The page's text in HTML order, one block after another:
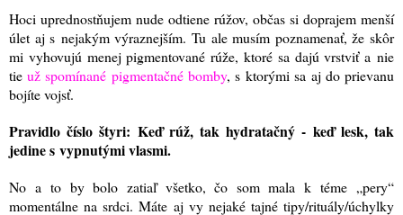
Hoci uprednostňujem nude odtiene rúžov, občas si doprajem menší
úlet aj s nejakým výraznejším. Tu ale musím poznamenať, že skôr
mi vyhovujú menej pigmentované rúže, ktoré sa dajú vrstviť a nie
tieuž spomínané pigmentačné bomby, s ktorými sa aj do prievanu
bojíte vojsť.
Pravidlo číslo štyri: Keď rúž, tak hydratačný - keď lesk, tak
jedine s vypnutými vlasmi.
No a to by bolo zatiaľ všetko, čo som mala k téme „pery“
momentálne na srdci. Máte aj vy nejaké tajné tipy/rituály/úchylky